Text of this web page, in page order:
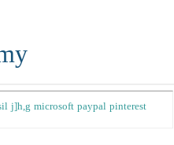
j]h,g microsoft paypal pinterest